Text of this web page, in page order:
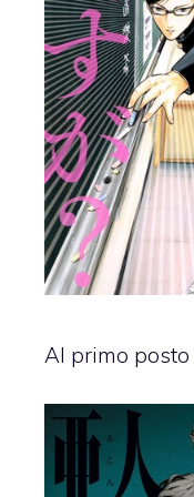
Al primo posto